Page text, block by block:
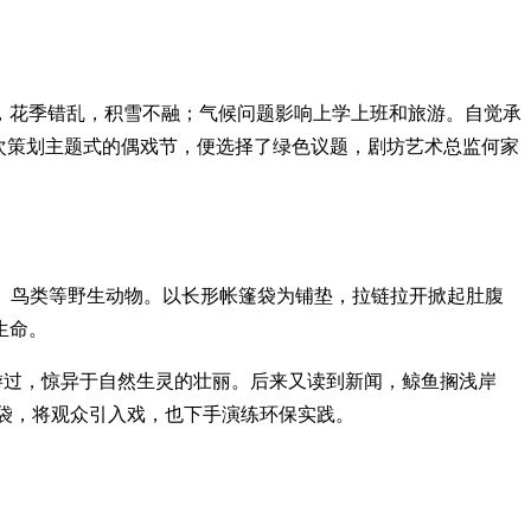
季错乱，积雪不融；气候问题影响上学上班和旅游。自觉承
划主题式的偶戏节，便选择了绿色议题，剧坊艺术总监何家
鸟类等野生动物。以长形帐篷袋为铺垫，拉链拉开掀起肚腹
。
，惊异于自然生灵的壮丽。后来又读到新闻，鲸鱼搁浅岸
将观众引入戏，也下手演练环保实践。